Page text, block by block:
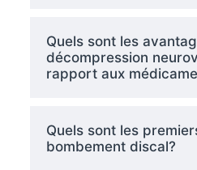
Quels sont les
décompression
rapport aux
Quels sont les
bombement discal?